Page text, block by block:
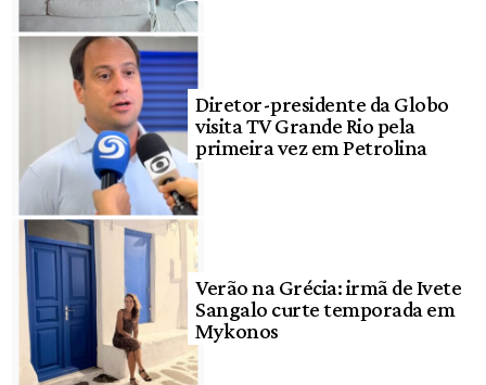
Diretor-presidente da Globo
visita TV Grande Rio pela
primeira vez em Petrolina
Verão na Grécia: irmã de Ivete
Sangalo curte temporada em
Mykonos